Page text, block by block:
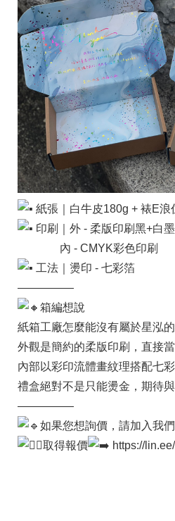
紙張｜白牛皮180g + 裱E浪
印刷｜外 - 柔版印刷黑+白墨
內 - CMYK彩色印刷
工法｜燙印 - 七彩箔
—————
箱編想說
紙箱工廠怎麼能沒有屬於星泓
外觀是簡約的柔版印刷，直接
內部以彩印流體畫紋理搭配七
禮盒絕對不是只能燙金，期待
—————
如果您想詢價，請加入我
取得報價
https://